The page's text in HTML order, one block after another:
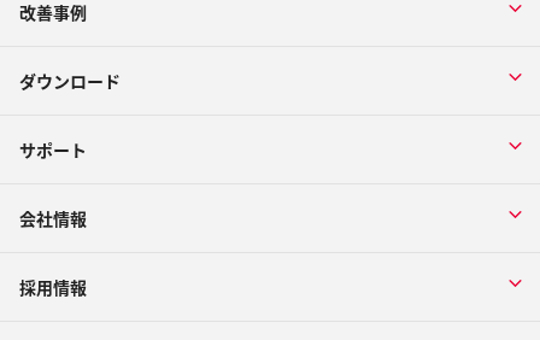
改善事例
ダウンロード
サポート
会社情報
採用情報